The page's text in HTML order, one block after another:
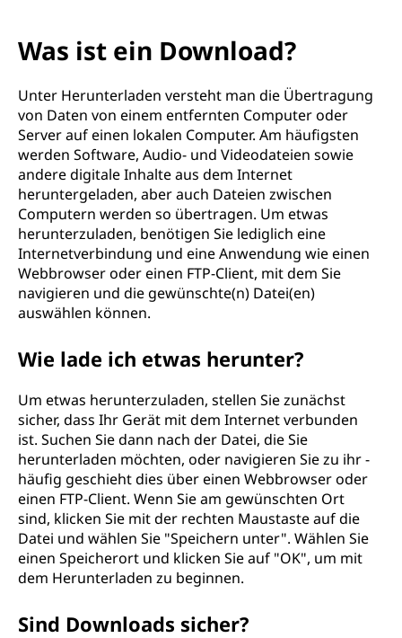
Was ist ein Download?
Unter Herunterladen versteht man die Übertragung
von Daten von einem entfernten Computer oder
Server auf einen lokalen Computer. Am häufigsten
werden Software, Audio- und Videodateien sowie
andere digitale Inhalte aus dem Internet
heruntergeladen, aber auch Dateien zwischen
Computern werden so übertragen. Um etwas
herunterzuladen, benötigen Sie lediglich eine
Internetverbindung und eine Anwendung wie einen
Webbrowser oder einen FTP-Client, mit dem Sie
navigieren und die gewünschte(n) Datei(en)
auswählen können.
Wie lade ich etwas herunter?
Um etwas herunterzuladen, stellen Sie zunächst
sicher, dass Ihr Gerät mit dem Internet verbunden
ist. Suchen Sie dann nach der Datei, die Sie
herunterladen möchten, oder navigieren Sie zu ihr -
häufig geschieht dies über einen Webbrowser oder
einen FTP-Client. Wenn Sie am gewünschten Ort
sind, klicken Sie mit der rechten Maustaste auf die
Datei und wählen Sie "Speichern unter". Wählen Sie
einen Speicherort und klicken Sie auf "OK", um mit
dem Herunterladen zu beginnen.
Sind Downloads sicher?